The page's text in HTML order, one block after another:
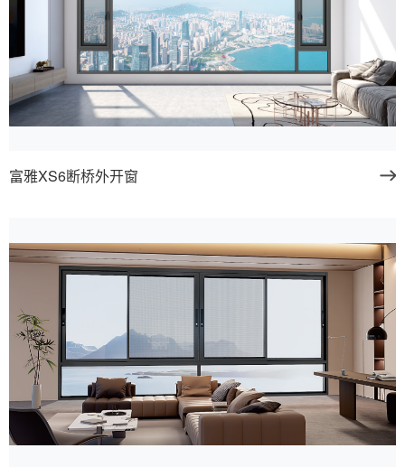
富雅XS6断桥外开窗